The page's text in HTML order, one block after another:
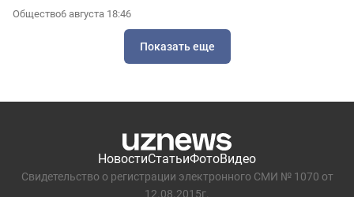
Общество6 августа 18:46
Показать еще
НовостиСтатьиФотоВидео
Свидетельство о регистрации электронного СМИ № 1070 от
12.08.2015г.